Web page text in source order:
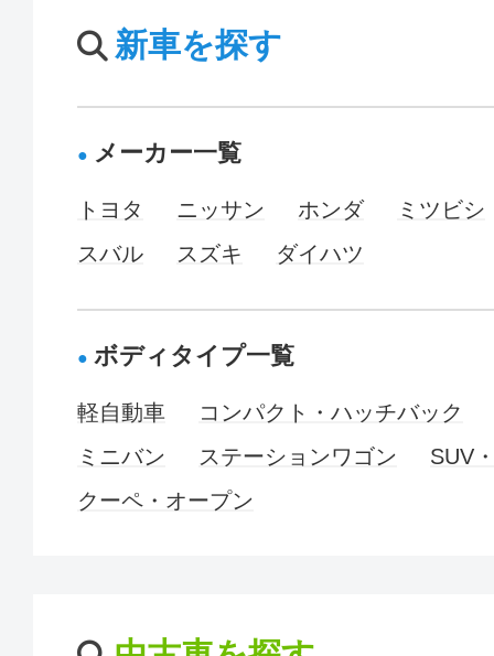
新車を探す
メーカー一覧
トヨタ ニッサン ホンダ
ミツビシ
スバル
スズキ ダイハツ
ボディタイプ一覧
軽自動車
コンパクト・ハッチバック
ミニバン
ステーションワゴン
SUV
クーペ・オープン